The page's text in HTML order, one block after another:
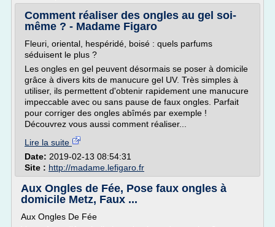
Comment réaliser des ongles au gel soi-
même ? - Madame Figaro
Fleuri, oriental, hespéridé, boisé : quels parfums
séduisent le plus ?
Les ongles en gel peuvent désormais se poser à domicile
grâce à divers kits de manucure gel UV. Très simples à
utiliser, ils permettent d'obtenir rapidement une manucure
impeccable avec ou sans pause de faux ongles. Parfait
pour corriger des ongles abîmés par exemple !
Découvrez vous aussi comment réaliser...
Lire la suite
Date: 2019-02-13 08:54:31
Site : http://madame.lefigaro.fr
Aux Ongles de Fée, Pose faux ongles à
domicile Metz, Faux ...
Aux Ongles De Fée